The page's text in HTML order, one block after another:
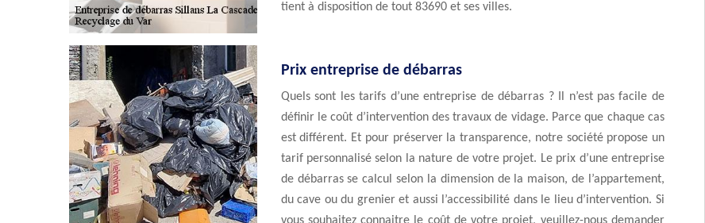
tient à disposition de tout 83690 et ses villes.
Prix entreprise de débarras
Quels sont les tarifs d’une entreprise de débarras ? Il n’est pas facile de
définir le coût d’intervention des travaux de vidage. Parce que chaque cas
est différent. Et pour préserver la transparence, notre société propose un
tarif personnalisé selon la nature de votre projet. Le prix d’une entreprise
de débarras se calcul selon la dimension de la maison, de l’appartement,
du cave ou du grenier et aussi l’accessibilité dans le lieu d’intervention. Si